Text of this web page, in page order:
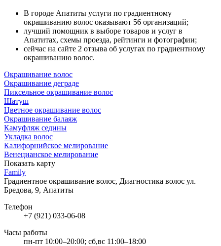
В городе Апатиты услуги по градиентному
окрашиванию волос оказывают 56 организаций;
лучший помощник в выборе товаров и услуг в
Апатитах, схемы проезда, рейтинги и фотографии;
сейчас на сайте 2 отзыва об услугах по градиентному
окрашиванию волос.
Окрашивание волос
Окрашивание деграде
Пиксельное окрашивание волос
Шатуш
Цветное окрашивание волос
Окрашивание балаяж
Камуфляж седины
Укладка волос
Калифорнийское мелирование
Венецианское мелирование
Показать карту
Family
Градиентное окрашивание волос, Диагностика волос ул.
Бредова, 9, Апатиты
Телефон
+7 (921) 033-06-08
Часы работы
пн-пт 10:00–20:00; сб,вс 11:00–18:00